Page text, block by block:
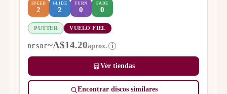
SPEED
2
GLIDE
2
TURN
0
FADE
0
PUTTER VUELO FIEL
DESDE~A$14.20aprox. i
Ver tiendas
Encontrar discos similares